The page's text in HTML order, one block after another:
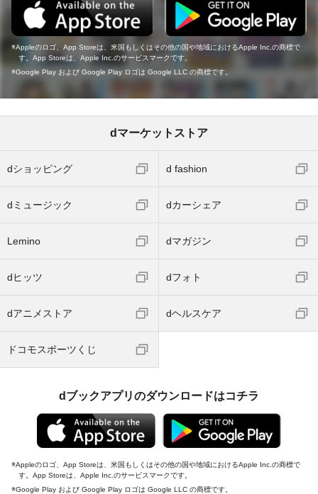
Appleのロゴ、App Storeは、米国もしくはその他の国や地域におけるApple Inc.の商標で
す。App Storeは、Apple Inc.のサービスマークです。
Google Play および Google Play ロゴは Google LLC の商標です。
dマーケットストア
dショッピング d fashion
dミュージック dカーシェア
Lemino dマガジン
dヒッツ dフォト
dアニメストア dヘルスケア
ドコモスポーツくじ
dブックアプリのダウンロードはコチラ
Appleのロゴ、App Storeは、米国もしくはその他の国や地域におけるApple Inc.の商標で
す。App Storeは、Apple Inc.のサービスマークです。
Google Play および Google Play ロゴは Google LLC の商標です。